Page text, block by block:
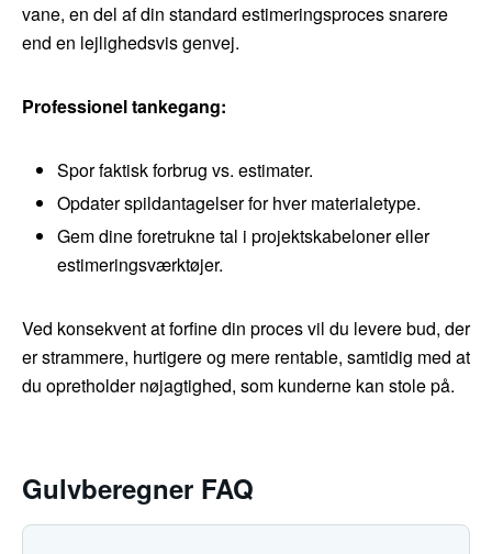
vane, en del af din standard estimeringsproces snarere
end en lejlighedsvis genvej.
Professionel tankegang:
Spor faktisk forbrug vs. estimater.
Opdater spildantagelser for hver materialetype.
Gem dine foretrukne tal i projektskabeloner eller
estimeringsværktøjer.
Ved konsekvent at forfine din proces vil du levere bud, der
er strammere, hurtigere og mere rentable, samtidig med at
du opretholder nøjagtighed, som kunderne kan stole på.
Gulvberegner FAQ